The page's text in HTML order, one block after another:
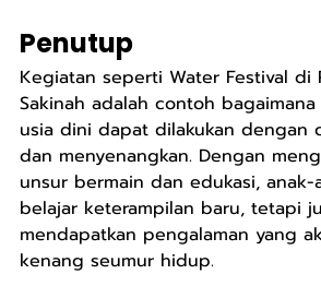
Penutup
Kegiatan seperti Water Festival di
Sakinah adalah contoh
usia dini dapat dilakukan dengan
dan menyenangkan. Dengan
unsur bermain dan edukasi,
belajar keterampilan baru, tetapi
mendapatkan pengalaman yang
kenang seumur hidup.